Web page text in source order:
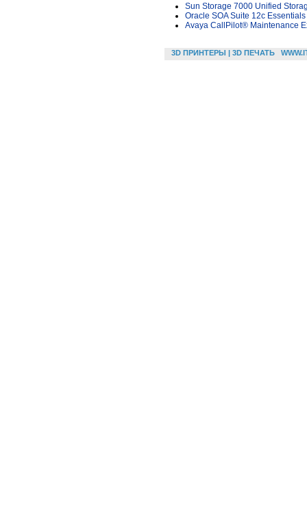
Sun Storage 7000 Unified
Oracle SOA Suite 12c Essentials
Avaya CallPilot® Maintenance
3D ПРИНТЕРЫ | 3D ПЕЧАТЬ